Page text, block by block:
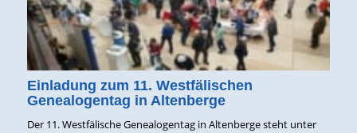
Einladung zum 11. Westfälischen
Genealogentag in Altenberge
Der 11. Westfälische Genealogentag in Altenberge steht unter